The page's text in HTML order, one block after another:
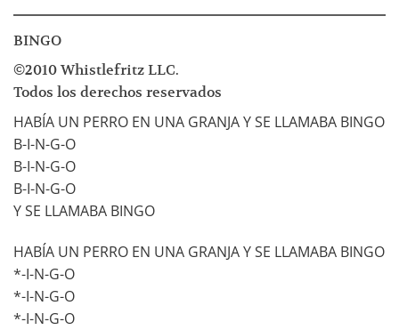
BINGO
©2010 Whistlefritz LLC.
Todos los derechos reservados
HABÍA UN PERRO EN UNA GRANJA Y SE LLAMABA BINGO
B-I-N-G-O
B-I-N-G-O
B-I-N-G-O
Y SE LLAMABA BINGO
HABÍA UN PERRO EN UNA GRANJA Y SE LLAMABA BINGO
*-I-N-G-O
*-I-N-G-O
*-I-N-G-O